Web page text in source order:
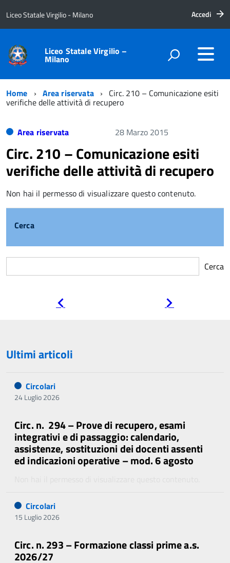
Liceo Statale Virgilio - Milano Accedi
Liceo Statale Virgilio –
Milano
Home Area riservata Circ. 210 – Comunicazione esiti
verifiche delle attività di recupero
Area riservata 28 Marzo 2015
Circ. 210 – Comunicazione esiti
verifiche delle attività di recupero
Non hai il permesso di visualizzare questo contenuto.
Cerca
Cerca
Ultimi articoli
Circolari
24 Luglio 2026
Circ. n. 294 – Prove di recupero, esami
integrativi e di passaggio: calendario,
assistenze, sostituzioni dei docenti assenti
ed indicazioni operative – mod. 6 agosto
Circolari
15 Luglio 2026
Circ. n. 293 – Formazione classi prime a.s.
2026/27